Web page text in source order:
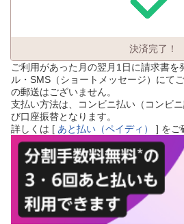
決済完了！
ご利用があった月の翌月1日に請求書を
ル・SMS（ショートメッセージ）にて
の郵送はございません。
支払い方法は、コンビニ払い（コンビ
び口座振替となります。
詳しくは [ あと払い（ペイディ） ] をご